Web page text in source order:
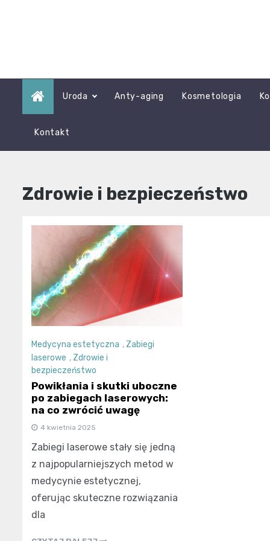
Uroda Anty-aging Kosmetologia
Kontakt
Zdrowie i bezpieczeństwo
Medycyna estetyczna , Zabiegi
laserowe , Zdrowie i
bezpieczeństwo
Powikłania i skutki uboczne
po zabiegach laserowych:
na co zwrócić uwagę
4 kwietnia 2025
Zabiegi laserowe stały się jedną
z najpopularniejszych metod w
medycynie estetycznej,
oferując skuteczne rozwiązania
dla